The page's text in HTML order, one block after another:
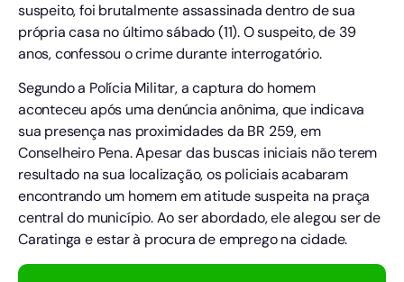
suspeito, foi brutalmente assassinada dentro de sua
própria casa no último sábado (11). O suspeito, de 39
anos, confessou o crime durante interrogatório.
Segundo a Polícia Militar, a captura do homem
aconteceu após uma denúncia anônima, que indicava
sua presença nas proximidades da BR 259, em
Conselheiro Pena. Apesar das buscas iniciais não terem
resultado na sua localização, os policiais acabaram
encontrando um homem em atitude suspeita na praça
central do município. Ao ser abordado, ele alegou ser de
Caratinga e estar à procura de emprego na cidade.